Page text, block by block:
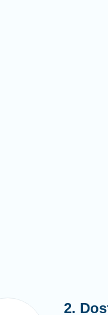
2.